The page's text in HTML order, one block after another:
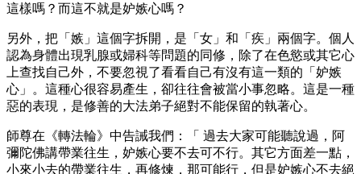
這樣嗎？而這不就是妒嫉心嗎？
另外，把「嫉」這個字拆開，是「女」和「疾」兩個字。個人
認為身體出現乳腺或婦科等問題的同修，除了在色慾或其它心
上查找自己外，不要忽視了看看自己有沒有這一類的「妒嫉
心」。這種心很容易產生，卻往往會被當小事忽略。這是一種
惡的表現，是修善的大法弟子絕對不能保留的執著心。
師尊在《轉法輪》中告誡我們：「 過去大家可能聽說過，阿
彌陀佛講帶業往生，妒嫉心要不去可不行。其它方面差一點，
小來小去的帶業往生，再修煉，那可能行，但是妒嫉心不去絕